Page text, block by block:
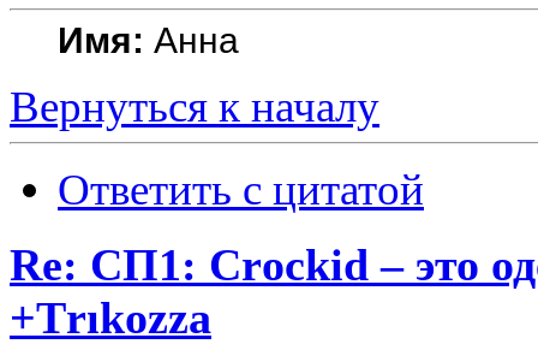
Имя: Анна
Вернуться к началу
Ответить с цитатой
Re: СП1: Сrосkid – это
+Тrıkоzza